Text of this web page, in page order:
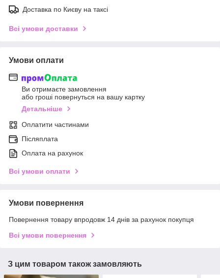
Доставка по Києву на таксі
Всі умови доставки
Умови оплати
Ви отримаєте замовлення
або гроші повернуться на вашу картку
Детальніше
Оплатити частинами
Післяплата
Оплата на рахунок
Всі умови оплати
Умови повернення
Повернення товару впродовж 14 днів за рахунок покупця
Всі умови повернення
З цим товаром також замовляють